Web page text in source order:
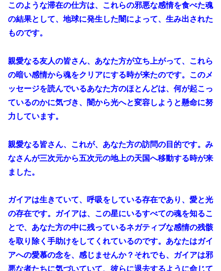
このような滞在の仕方は、これらの邪悪な感情を食べた魂
の結果として、地球に発生した闇によって、生み出された
ものです。
親愛なる友人の皆さん、あなた方が立ち上がって、これら
の暗い感情から魂をクリアにする時が来たのです。このメ
ッセージを読んでいるあなた方のほとんどは、何が起こっ
ているのかに気づき、闇から光へと変容しようと懸命に努
力しています。
親愛なる皆さん、これが、あなた方の訪問の目的です。み
なさんが三次元から五次元の地上の天国へ移動する時が来
ました。
ガイアは生きていて、呼吸をしている存在であり、愛と光
の存在です。ガイアは、この星にいるすべての魂を知るこ
とで、あなた方の中に残っているネガティブな感情の残骸
を取り除く手助けをしてくれているのです。あなたはガイ
アへの愛慕の念を、感じませんか？それでも、ガイアは邪
悪な者たちに気づいていて、彼らに退去するように命じて